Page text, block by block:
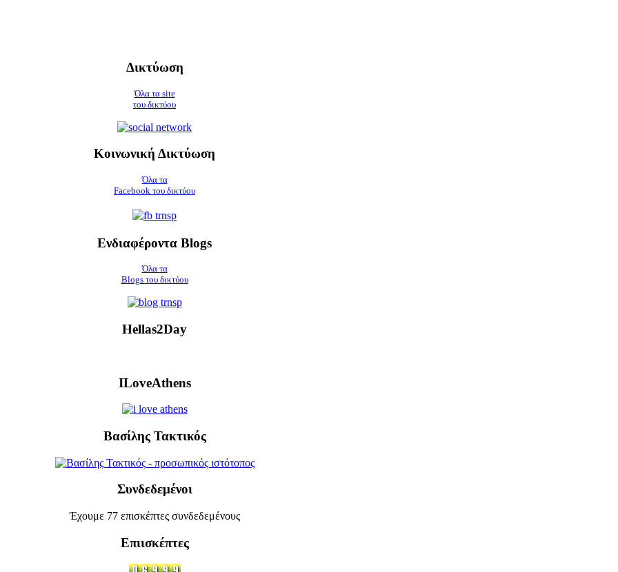
Δικτύωση
Όλα τα site
του δικτύου
Κοινωνική Δικτύωση
Όλα τα
Facebook του δικτύου
Ενδιαφέροντα Blogs
Όλα τα
Blogs του δικτύου
Hellas2Day
ILoveAthens
Βασίλης Τακτικός
Συνδεδεμένοι
Έχουμε 77 επισκέπτες συνδεδεμένους
Επιισκέπτες